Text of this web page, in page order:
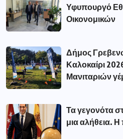
Υφυπουργό
Οικονομικών
Δήμος
Καλοκαίρι
Μανιταριών
Τα γεγονότα
μια αλήθεια.